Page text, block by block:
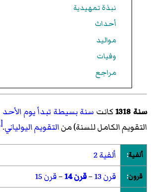
نبذة تمهيدية
أحداث
مواليد
وفيات
مراجع
سنة 1318 كانت سنة بسيطة تبدأ يوم الأحد
التقويم الكامل للسنة) منالتقويم اليولياني.
[1]
ألفية: ألفية 2
قرون: قرن 13 –قرن 14 –قرن 15